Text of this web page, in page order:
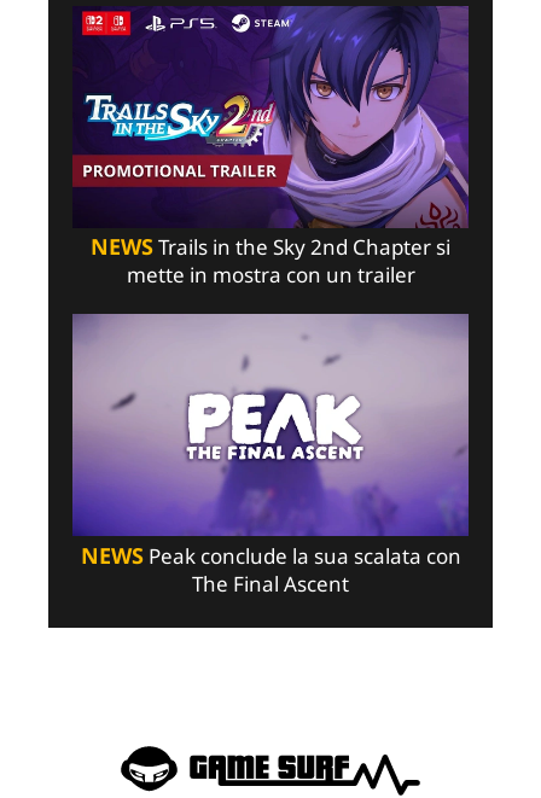
NEWSTrails in the Sky 2nd Chapter si
mette in mostra con un trailer
NEWSPeak conclude la sua scalata con
The Final Ascent